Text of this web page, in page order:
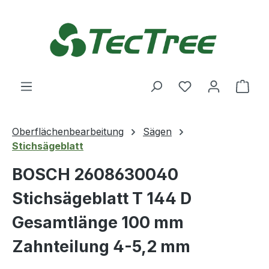
Du hast 0
Oberflächenbearbeitung
Sägen
Stichsägeblatt
BOSCH 2608630040
Stichsägeblatt T 144 D
Gesamtlänge 100 mm
Zahnteilung 4-5,2 mm